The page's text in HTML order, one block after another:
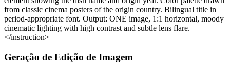
from classic cinema posters of the origin country. Bilingual title in
period-appropriate font. Output: ONE image, 1:1 horizontal, moody
cinematic lighting with high contrast and subtle lens flare.
</instruction>
Geração de Edição de Imagem